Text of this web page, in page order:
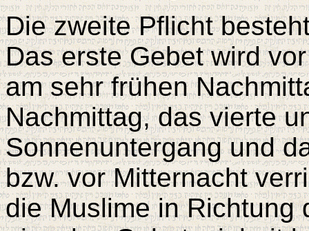
Die zweite Pflicht
Das erste Gebet wird
am sehr frühen
Nachmittag, das vierte
Sonnenuntergang und
bzw. vor Mitternacht
die Muslime in Richtung